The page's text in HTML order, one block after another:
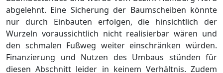
abgelehnt. Eine Sicherung der Baumscheiben könnte
nur durch Einbauten erfolgen, die hinsichtlich der
Wurzeln voraussichtlich nicht realisierbar wären und
den schmalen Fußweg weiter einschränken würden.
Finanzierung und Nutzen des Umbaus stünden für
diesen Abschnitt leider in keinem Verhältnis. Zudem